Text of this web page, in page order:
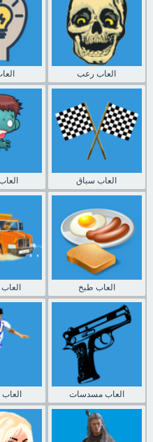
العاب رعب
العاب سباق
العاب طبخ
العاب مسدسات